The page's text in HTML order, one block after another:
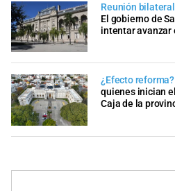
Reunión
El gobierno de
intentar avanzar
¿Efecto reforma?
quienes inician
Caja de la